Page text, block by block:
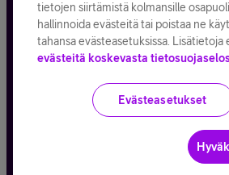
Toimitusehdot ja
Kaikki hinnat ALV25,5%
© Telia Company2026
tietojen siirtämistä kolmansille
hallinnoida evästeitä tai poistaa ne
tahansa evästeasetuksissa. Lisätietoja
evästeitä koskevasta
Evästeasetukset